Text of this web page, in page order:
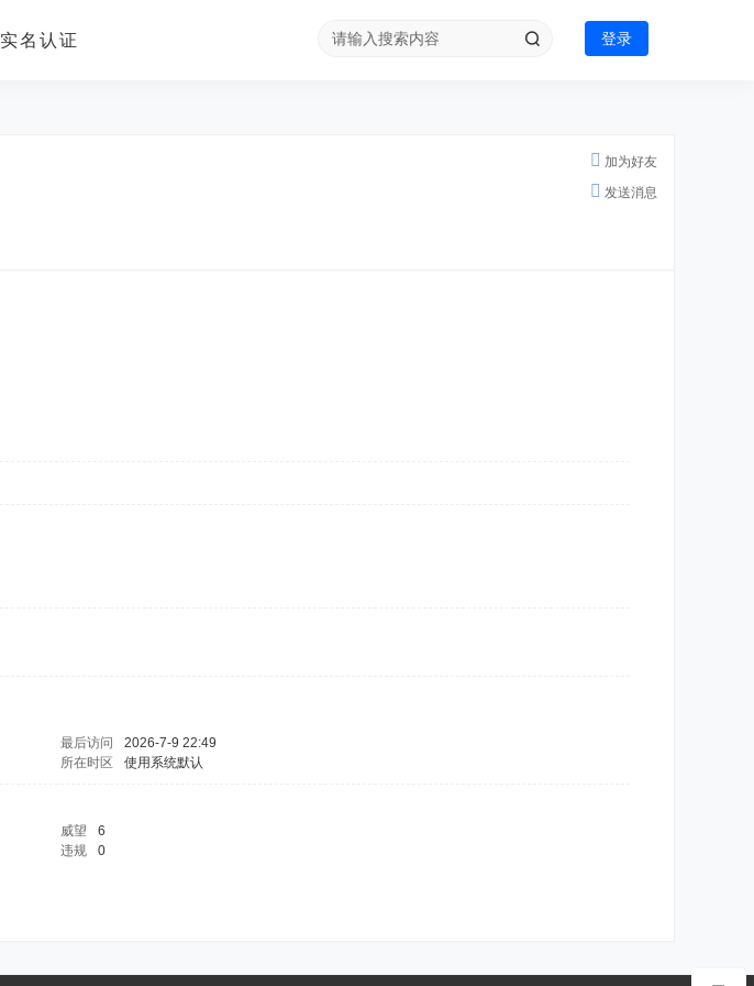
实名认证 登录
加为好友
发送消息
最后访问
2026-7-9 22:49
所在时区 使用系统默认
威望
6
违规
0